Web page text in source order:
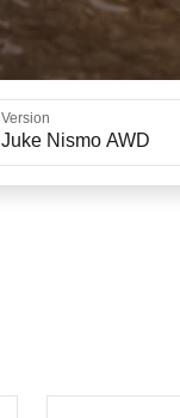
Version
Juke Nismo AWD